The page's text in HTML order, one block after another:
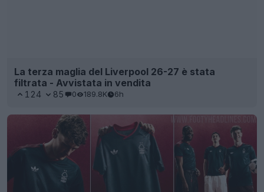
La terza maglia del Liverpool 26-27 è stata
filtrata - Avvistata in vendita
124 85 0 189.8K 6h